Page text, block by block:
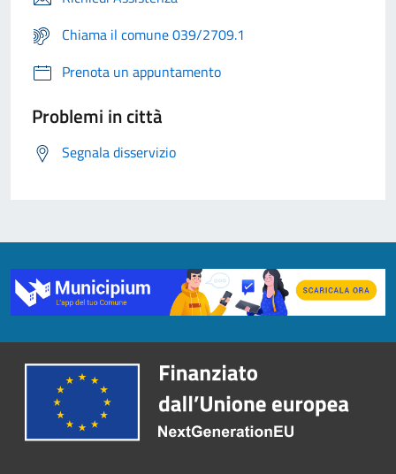
Chiama il comune 039/2709.1
Prenota un appuntamento
Problemi in città
Segnala disservizio